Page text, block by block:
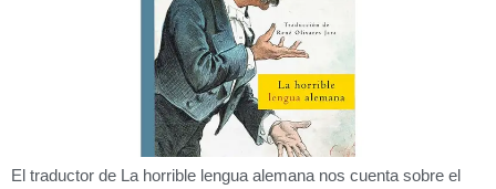
El traductor de La horrible lengua alemana nos cuenta sobre el